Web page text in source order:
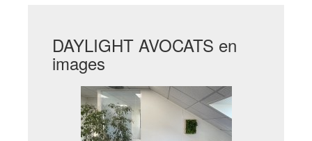
DAYLIGHT AVOCATS en
images